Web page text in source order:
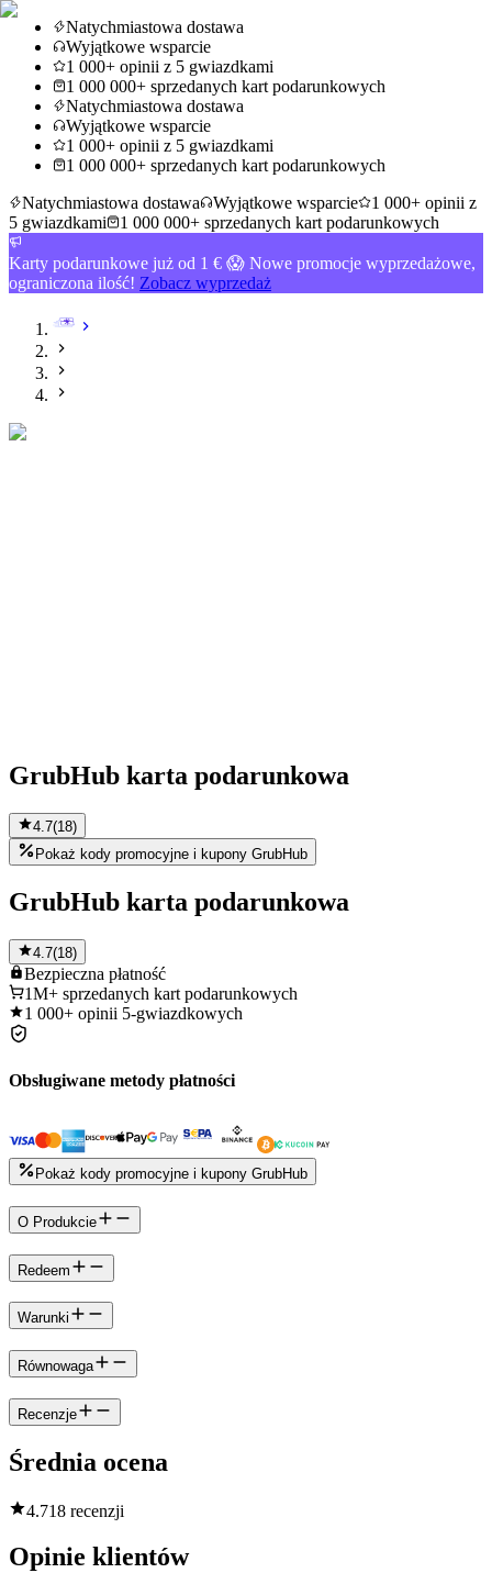
Natychmiastowa dostawa
Wyjątkowe wsparcie
1 000+ opinii z 5 gwiazdkami
1 000 000+ sprzedanych kart podarunkowych
Natychmiastowa dostawa
Wyjątkowe wsparcie
1 000+ opinii z 5 gwiazdkami
1 000 000+ sprzedanych kart podarunkowych
Natychmiastowa dostawa
Wyjątkowe wsparcie
1 000+ opinii z
5 gwiazdkami
1 000 000+ sprzedanych kart podarunkowych
Karty podarunkowe już od 1 € 😱 Nowe promocje wyprzedażowe,
ograniczona ilość! Zobacz wyprzedaż
GrubHub karta podarunkowa
4.7(18)
Pokaż kody promocyjne i kupony GrubHub
GrubHub karta podarunkowa
4.7(18)
Bezpieczna płatność
1M+ sprzedanych kart podarunkowych
1 000+ opinii 5-gwiazdkowych
Obsługiwane metody płatności
Pokaż kody promocyjne i kupony GrubHub
O Produkcie
Redeem
Warunki
Równowaga
Recenzje
Średnia ocena
4.718 recenzji
Opinie klientów